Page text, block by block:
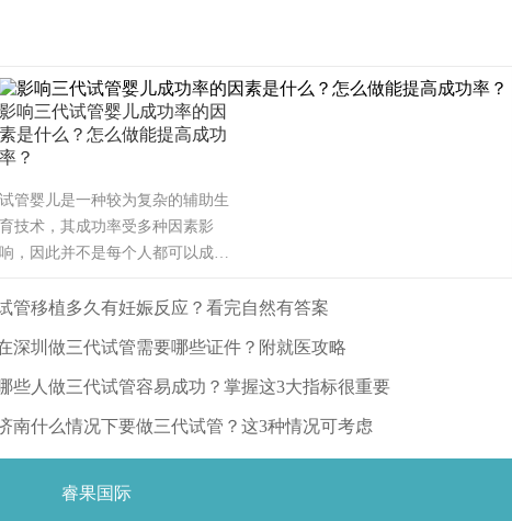
影响三代试管婴儿成功率的因
素是什么？怎么做能提高成功
率？
试管婴儿是一种较为复杂的辅助生
育技术，其成功率受多种因素影
响，因此并不是每个人都可以成
也有可能有些人做试管婴儿不能成
要因素有哪些呢？（如果还想了解
更多的试管婴儿流程、费用、成功
问，解决相关问题）
管移植多久有妊娠反应？看完自然有答案
深圳做三代试管需要哪些证件？附就医攻略
些人做三代试管容易成功？掌握这3大指标很重要
南什么情况下要做三代试管？这3种情况可考虑
睿果国际